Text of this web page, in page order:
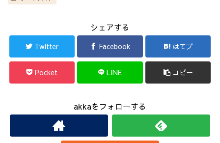
シェアする
Twitter Facebook はてブ
Pocket LINE コピー
akkaをフォローする